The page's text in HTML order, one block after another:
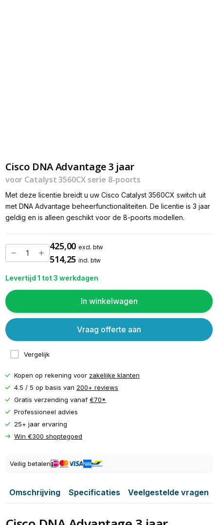
Cisco DNA Advantage 3 jaar
voor Catalyst 3560CX serie 8-poorts
Met deze licentie breidt u uw Cisco Catalyst 3560CX switch uit
met DNA Advantage beheerfunctionaliteiten. De licentie is 3 jaar
geldig en is alleen geschikt voor de 8-poorts modellen.
425,00 excl. btw
514,25 incl. btw
Levertijd 1 tot 3 werkdagen
In winkelwagen
Vergelijk
Vraag offerte aan
Kopen op rekening voor zakelijke klanten
4.5 / 5 op basis van 200+ reviews
Gratis verzending vanaf€70*
Professioneel advies
25+ jaar ervaring
Win €300 shoptegoed
Veilig betalen
Omschrijving Specificaties Veelgestelde vragen